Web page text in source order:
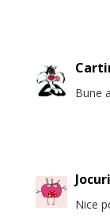
Bune
Nice